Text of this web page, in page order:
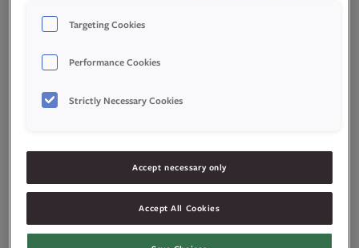
Stratoskrem
1poseIdun kakefyll med
helmelk
Targeting Cookies
Performance Cookies
Strictly Necessary Cookies
Accept necessary only
Accept All Cookies